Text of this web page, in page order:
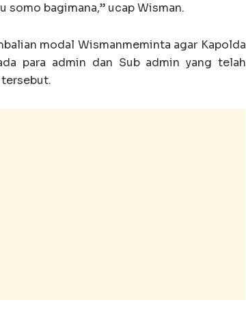
somo bagimana,” ucap Wisman.
modal Wismanmeminta agar Kapolda
para admin dan Sub admin yang telah